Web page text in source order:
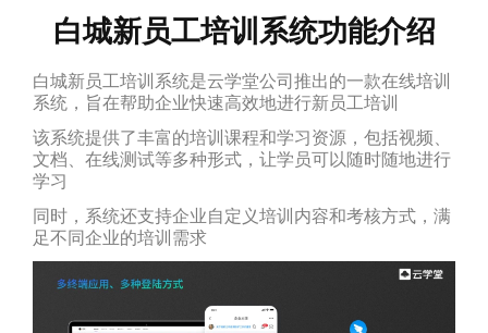
白城新员工培训系统功能介绍
白城新员工培训系统是云学堂公司推出的一款在线培训
系统，旨在帮助企业快速高效地进行新员工培训
该系统提供了丰富的培训课程和学习资源，包括视频、
文档、在线测试等多种形式，让学员可以随时随地进行
学习
同时，系统还支持企业自定义培训内容和考核方式，满
足不同企业的培训需求